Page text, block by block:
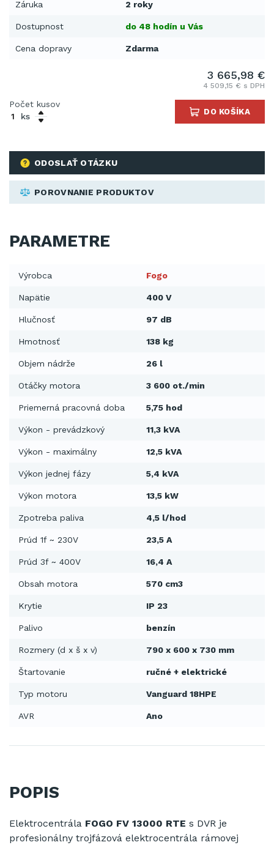
Záruka 2 roky
Dostupnost do 48 hodín u Vás
Cena dopravy Zdarma
ODOSLAŤ OTÁZKU
POROVNANIE PRODUKTOV
3 665,98 €
4 509,15 € s DPH
Počet kusov
ks
DO KOŠÍKA
PARAMETRE
Výrobca Fogo
Napätie 400 V
Hlučnosť 97 dB
Hmotnosť 138 kg
Objem nádrže 26 l
Otáčky motora 3 600 ot./min
Priemerná pracovná doba 5,75 hod
Výkon - prevádzkový 11,3 kVA
Výkon - maximálny 12,5 kVA
Výkon jednej fázy 5,4 kVA
Výkon motora 13,5 kW
Zpotreba paliva 4,5 l/hod
Prúd 1f ~ 230V 23,5 A
Prúd 3f ~ 400V 16,4 A
Obsah motora 570 cm3
Krytie IP 23
Palivo benzín
Rozmery (d x š x v) 790 x 600 x 730 mm
Štartovanie ručné + elektrické
Typ motoru Vanguard 18HPE
AVR Ano
POPIS
Elektrocentrála FOGO FV 13000 RTE s DVR je
profesionálny trojfázová elektrocentrála rámovej